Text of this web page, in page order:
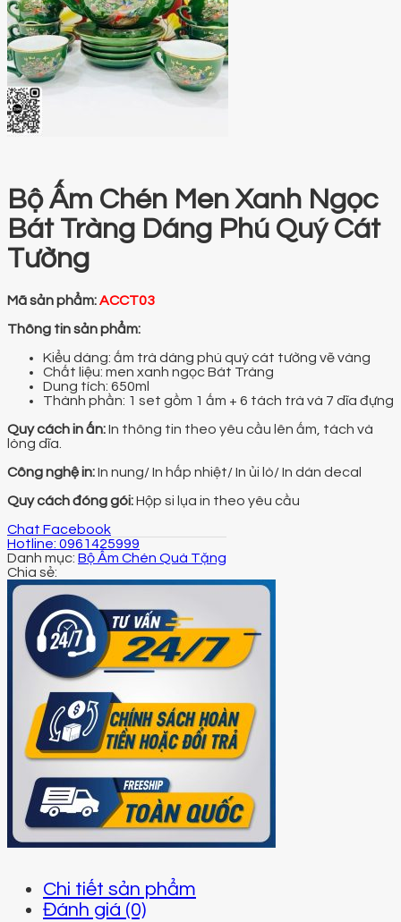
Bộ Ấm Chén Men Xanh Ngọc
Bát Tràng Dáng Phú Quý Cát
Tường
Mã sản phẩm:ACCT03
Thông tin sản phẩm:
Kiểu dáng: ấm trà dáng phú quý cát tường vẽ vàng
Chất liệu: men xanh ngọc Bát Tràng
Dung tích: 650ml
Thành phần: 1 set gồm 1 ấm + 6 tách trà và 7 dĩa đựng
Quy cách in ấn:In thông tin theo yêu cầu lên ấm, tách và
lòng dĩa.
Công nghệ in:In nung/ In hấp nhiệt/ In ủi lò/ In dán decal
Quy cách đóng gói:Hộp si lụa in theo yêu cầu
Chat Facebook
Hotline: 0961425999
Danh mục: Bộ Ấm Chén Quà Tặng
Chi tiết sản phẩm
Đánh giá (0)